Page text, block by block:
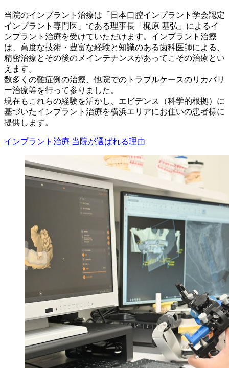
当院のインプラント治療は「日本口腔インプラント学会認定
インプラント専門医」である理事長「梶原 基弘」によるイ
ンプラント治療を受けていただけます。インプラント治療
は、高度な技術・豊富な経験と知識のある歯科医師による、
精密治療とその後のメインテナンスがあってこその治療とい
えます。
数多くの難症例の治療、他院でのトラブルケースのリカバリ
ー治療等を行って参りました。
現在もこれらの経験を活かし、エビデンス（科学的根拠）に
基づいたインプラント治療を横浜エリアにお住いの患者様に
提供します。
インプラント治療 当院が選ばれる理由